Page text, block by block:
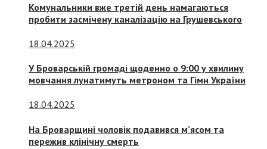
Комунальники вже третій день намагаються
пробити засмічену каналізацію на Грушевського
18.04.2025
У Броварській громаді щоденно о 9:00 у хвилину
мовчання лунатимуть метроном та Гімн України
18.04.2025
На Броварщині чоловік подавився м’ясом та
пережив клінічну смерть